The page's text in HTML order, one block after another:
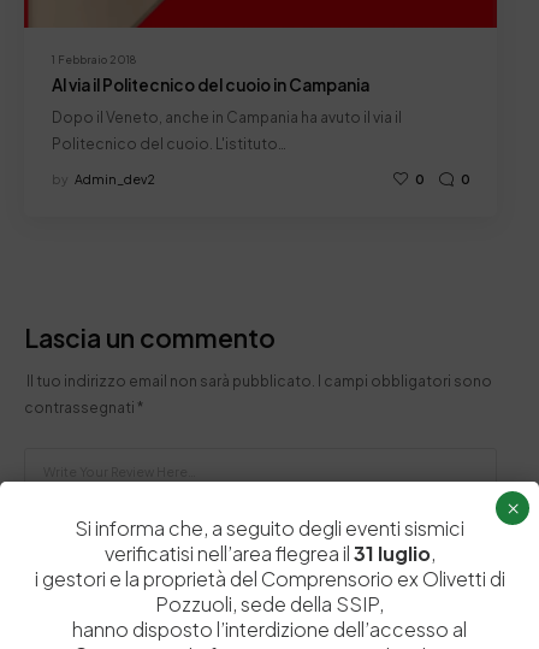
1 Febbraio 2018
Al via il Politecnico del cuoio in Campania
Dopo il Veneto, anche in Campania ha avuto il via il
Politecnico del cuoio. L'istituto…
by Admin_dev2 0 0
Lascia un commento
Il tuo indirizzo email non sarà pubblicato. I campi obbligatori sono
contrassegnati *
Si informa che, a seguito degli eventi sismici
verificatisi nell’area flegrea il31 luglio,
i gestori e la proprietà del Comprensorio ex Olivetti di
Pozzuoli, sede della SSIP,
hanno disposto l’interdizione dell’accesso al
×